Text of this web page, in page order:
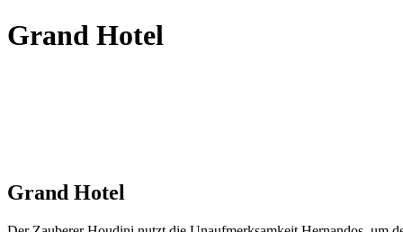
Grand Hotel
Grand Hotel